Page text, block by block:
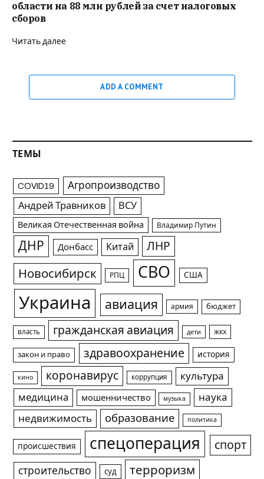
области на 88 млн рублей за счет налоговых
сборов
Читать далее
ADD A COMMENT
ТЕМЫ
COVID19 Агропроизводство
Андрей Травников ВСУ
Великая Отечественная война Владимир Путин
ДНР Донбасс Китай ЛНР
Новосибирск РПЦ СВО США
Украина авиация армия бюджет
власть гражданская авиация дети жкх
закон и право здравоохранение история
кино коронавирус коррупция
культура
медицина
мошенничество музыка
наука
недвижимость
образование политика
происшествия спецоперация спорт
строительство суд терроризм